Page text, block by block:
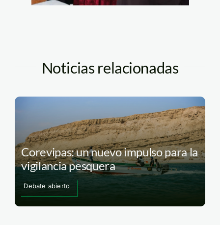
Noticias relacionadas
Corevipas: un nuevo impulso para la
vigilancia pesquera
Debate abierto